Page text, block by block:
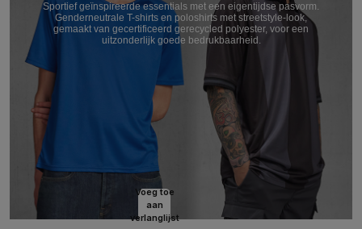
Sportief geïnspireerde essentials met een eigentijdse pasvorm.
Genderneutrale T-shirts en poloshirts met streetstyle-look,
gemaakt van gecertificeerd gerecycled polyester, voor een
uitzonderlijk goede bedrukbaarheid.
Voeg toe
aan
verlanglijst